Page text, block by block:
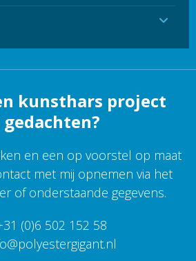
kunsthars project
en een op voorstel op maat
met mij opnemen via het
of onderstaande gegevens.
(0)6 502 152 58